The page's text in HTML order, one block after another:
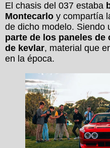
El chasis del 037 estaba
Montecarlo y compartía
de dicho modelo. Siendo
parte de los paneles
de kevlar, material que
en la época.